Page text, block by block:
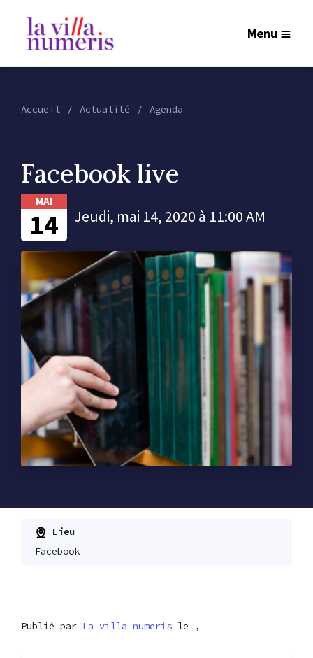
Menu
Accueil Actualité Agenda
Facebook live
MAI
14 Jeudi, mai 14, 2020 à 11:00 AM
Lieu
Facebook
Publié par La villa numeris le ,